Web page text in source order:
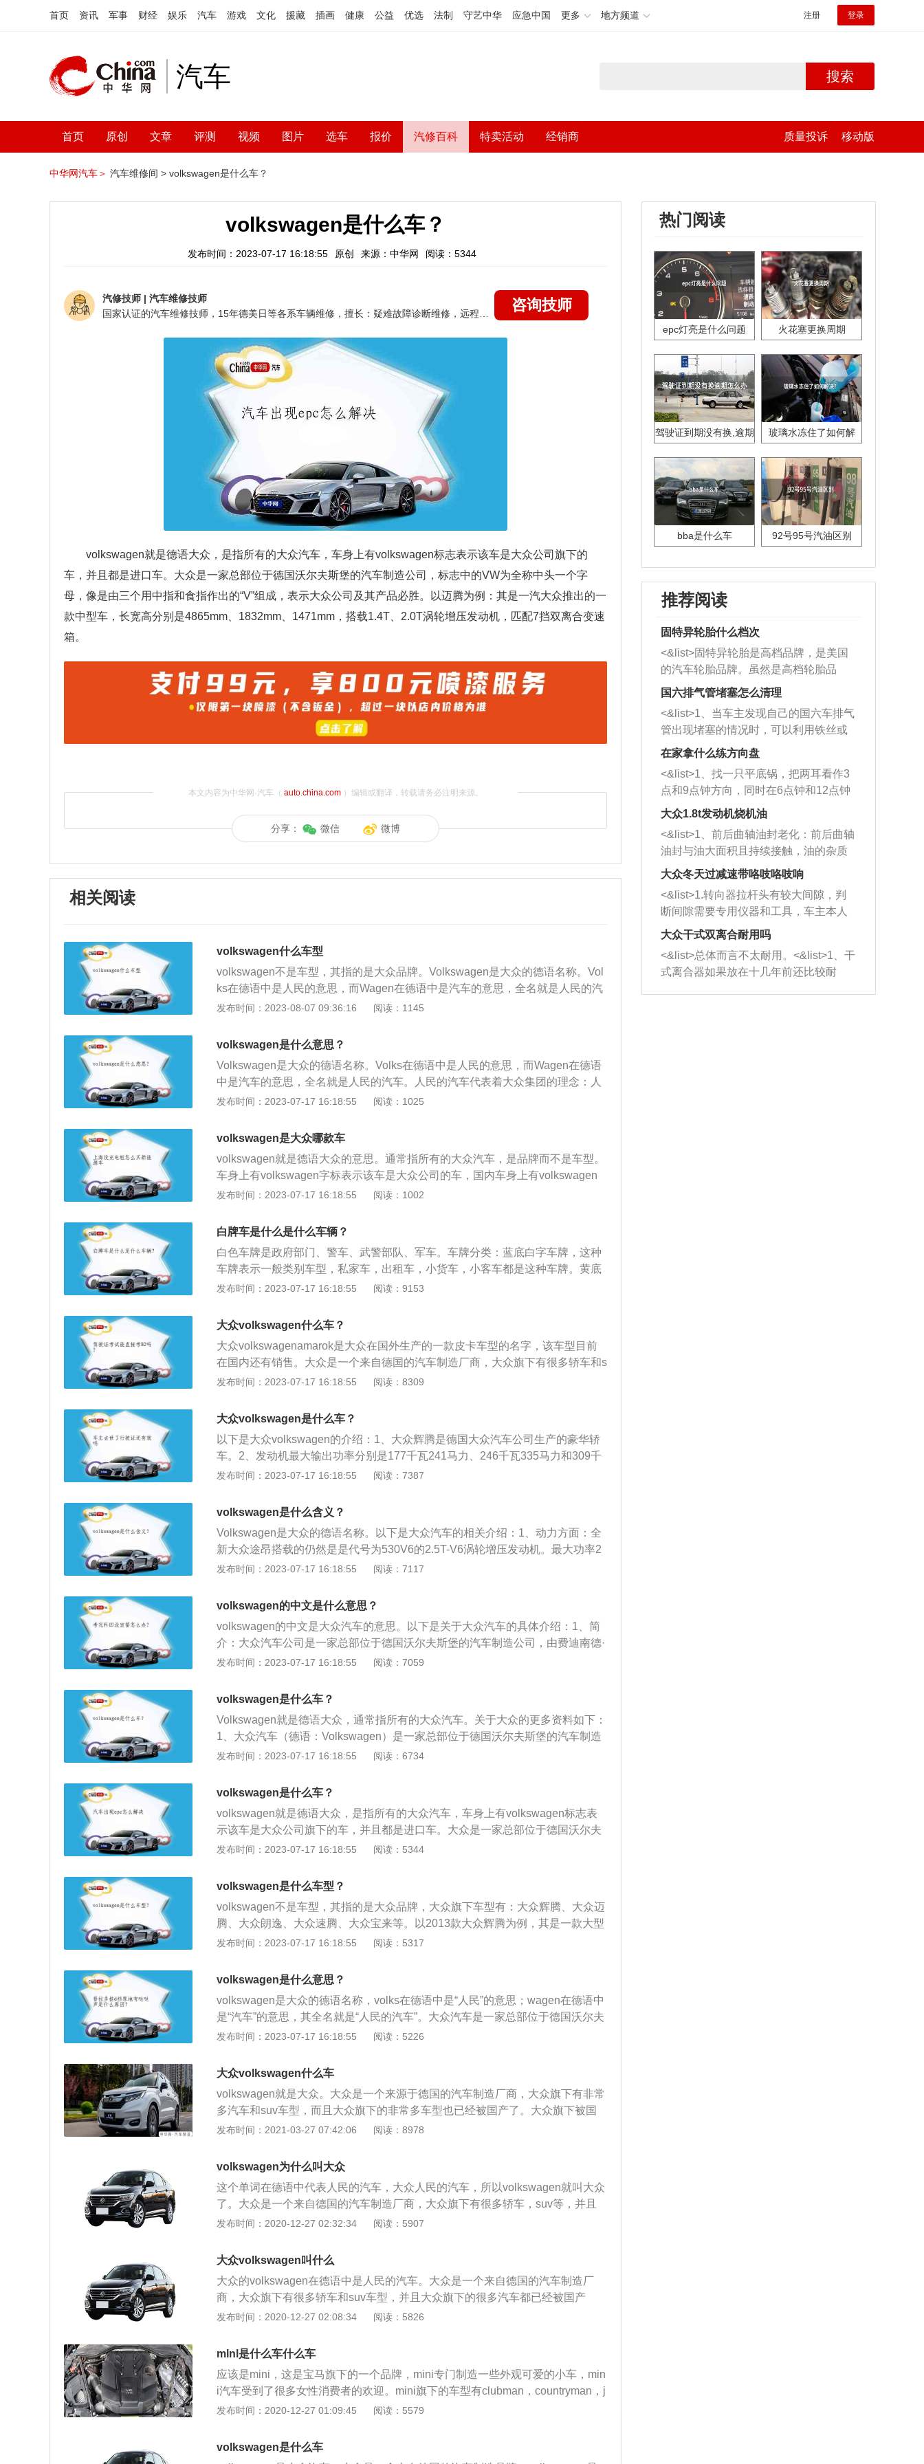
首页 资讯 军事 财经 娱乐 汽车 游戏 文化 援藏 插画 健康 公益 优选 法制 守艺中华 应急中国 更多 地方频道 注册 登录
汽车 搜索
首页 原创 文章 评测 视频 图片 选车 报价 汽修百科 特卖活动 经销商 质量投诉 移动版
中华网汽车＞ 汽车维修间 > volkswagen是什么车？
volkswagen是什么车？
发布时间：2023-07-17 16:18:55 原创 来源：中华网 阅读：5344
汽修技师 | 汽车维修技师
咨询技师
volkswagen就是德语大众，是指所有的大众汽车，车身上有volkswagen标志表示该车是大众公司旗下的
车，并且都是进口车。大众是一家总部位于德国沃尔夫斯堡的汽车制造公司，标志中的VW为全称中头一个字
母，像是由三个用中指和食指作出的“V”组成，表示大众公司及其产品必胜。以迈腾为例：其是一汽大众推出的一
款中型车，长宽高分别是4865mm、1832mm、1471mm，搭载1.4T、2.0T涡轮增压发动机，匹配7挡双离合变速
箱。
本文内容为中华网·汽车（ auto.china.com）编辑或翻译，转载请务必注明来源。
分享： 微信 微博
相关阅读
volkswagen什么车型
volkswagen不是车型，其指的是大众品牌。Volkswagen是大众的德语名称。Vol
ks在德语中是人民的意思，而Wagen在德语中是汽车的意思，全名就是人民的汽
车。人民的汽车代表着大众集团的理念：人人都可以拥有属于自己的汽车。Volks
作大众。标识的实际意义是大众公司以及商品取胜-取胜-取胜。在大众成立的多
年时间里，先后收购和成立了一共12个品牌，包括了保时捷、兰博基尼、奥迪、
布加迪、宾利、斯柯达、斯堪尼亚、MAN、西雅特、杜卡迪、大众商用车。并且
其业务也推广到了汽车周边领域，比如汽车金融、汽车保险、汽车运输、IT银
行。
发布时间：2023-08-07 09:36:16 阅读：1145
volkswagen是什么意思？
Volkswagen是大众的德语名称。Volks在德语中是人民的意思，而Wagen在德语
中是汽车的意思，全名就是人民的汽车。人民的汽车代表着大众集团的理念：人
人都可以拥有属于自己的汽车。Volkswagen在海外通称为VW，而在港澳地区会
品取胜-取胜-取胜。在大众成立的多年时间里，先后收购和成立了一共12个品
牌，包括了保时捷、兰博基尼、奥迪、布加迪、宾利、斯柯达、斯堪尼亚、MA
N、西雅特、杜卡迪、大众商用车。并且其业务也推广到了汽车周边领域，比如
汽车金融、汽车保险、汽车运输、IT银行。
发布时间：2023-07-17 16:18:55 阅读：1025
volkswagen是大众哪款车
volkswagen就是德语大众的意思。通常指所有的大众汽车，是品牌而不是车型。
车身上有volkswagen字标表示该车是大众公司的车，国内车身上有volkswagen
字标的一般是进口车。volks在德语中意思为国民，wagen在德语中意思为汽车，
胜、必胜。其总部位于德国沃尔夫斯堡。是世界四大汽车生产商之一的大众集团
的核心企业。大众集团旗下拥有保时捷、大众、兰博基尼、斯柯达、宾利、布加
迪、奥迪、斯堪尼亚、man、seat、杜卡迪、大众商用车等12个品牌。
发布时间：2023-07-17 16:18:55 阅读：1002
白牌车是什么是什么车辆？
白色车牌是政府部门、警车、武警部队、军车。车牌分类：蓝底白字车牌，这种
车牌表示一般类别车型，私家车，出租车，小货车，小客车都是这种车牌。黄底
黑字车牌这种类型的车牌一般的用于排量大于50CC的摩托、大货车、中大型客
安，交警，武警等所使用的车辆。绿底白字为新能源车牌，黑底白字为使馆及外
商用车。车牌介绍：俗称牌照，也指车辆号牌，是分别悬挂在车子前后的板材，
通常使用的材质是铝、铁皮、塑料或纸质，在上面刻印车子的登记号码、登记地
区或其他的相关信息。车牌是对各车辆的编号与信息登记，其主要作用是通过车
牌可以知道该车辆的所属地区，也可根据车牌查到该车辆的主人以及该车辆的登
发布时间：2023-07-17 16:18:55 阅读：9153
大众volkswagen什么车？
大众volkswagenamarok是大众在国外生产的一款皮卡车型的名字，该车型目前
在国内还有销售。大众是一个来自德国的汽车制造厂商，大众旗下有很多轿车和s
uv车型，并且大众旗下的很多车型也已经被国产。大众旗下被国产的车型：有高
操控感受上与大部分典型的大众车型相似，有很明显的大众烙印。入弯准确稳
定，非常线性渐进，不急躁。
发布时间：2023-07-17 16:18:55 阅读：8309
大众volkswagen是什么车？
以下是大众volkswagen的介绍：1、大众辉腾是德国大众汽车公司生产的豪华轿
车。2、发动机最大输出功率分别是177千瓦241马力、246千瓦335马力和309千
瓦420马力，辉腾非同一般的舒适性和动力性以及大众汽车品牌的技术潜力被展
引力及道路行驶稳定性方面。根据打滑程度的不同，四轮驱动的动力分配可以在
所有四个车轮上实现完全可变的调节。
发布时间：2023-07-17 16:18:55 阅读：7387
volkswagen是什么含义？
Volkswagen是大众的德语名称。以下是大众汽车的相关介绍：1、动力方面：全
新大众途昂搭载的仍然是是代号为530V6的2.5T-V6涡轮增压发动机。最大功率2
99马力，峰值扭矩500牛·米，并将搭载MOTION四驱系统，一台7速的双离合器
计，悬浮式中控屏，尺寸精巧的电子换挡杆，多功能方向盘，全液晶仪表等。
发布时间：2023-07-17 16:18:55 阅读：7117
volkswagen的中文是什么意思？
volkswagen的中文是大众汽车的意思。以下是关于大众汽车的具体介绍：1、简
介：大众汽车公司是一家总部位于德国沃尔夫斯堡的汽车制造公司，由费迪南德·
保时捷于1937年3月28日成立，公司旗下有奥迪、大众等品牌。2021年5月，《2
公司（德文VolksWagenwerk），意为大众使用的汽车，汽车的标志历史曾发生
过多次变化。今天的标志大众LOGO中的VW为全称中头一个字母。标志象是由三
个用中指和食指作出的“V”组成，表示大众公司及其产品必胜－必胜－必胜。
发布时间：2023-07-17 16:18:55 阅读：7059
volkswagen是什么车？
Volkswagen就是德语大众，通常指所有的大众汽车。关于大众的更多资料如下：
1、大众汽车（德语：Volkswagen）是一家总部位于德国沃尔夫斯堡的汽车制造
公司，也是世界四大汽车生产商之一的大众集团的核心企业。2、Volks在德语中
简称为“VW”。台湾译为福斯汽车，港澳、大陆译为大众汽车或福士汽车。
发布时间：2023-07-17 16:18:55 阅读：6734
volkswagen是什么车？
volkswagen就是德语大众，是指所有的大众汽车，车身上有volkswagen标志表
示该车是大众公司旗下的车，并且都是进口车。大众是一家总部位于德国沃尔夫
斯堡的汽车制造公司，标志中的VW为全称中头一个字母，像是由三个用中指和
出的一款中型车，长宽高分别是4865mm、1832mm、1471mm，搭载1.4T、2.0
T涡轮增压发动机，匹配7挡双离合变速箱。
发布时间：2023-07-17 16:18:55 阅读：5344
volkswagen是什么车型？
volkswagen不是车型，其指的是大众品牌，大众旗下车型有：大众辉腾、大众迈
腾、大众朗逸、大众速腾、大众宝来等。以2013款大众辉腾为例，其是一款大型
车，车身尺寸是：长5179mm、宽1903mm、高1450mm，轴距为3001mm，车身
最大扭矩是430nm，最大功率是246kw，与其匹配的是6挡手自一体变速箱。
发布时间：2023-07-17 16:18:55 阅读：5317
volkswagen是什么意思？
volkswagen是大众的德语名称，volks在德语中是“人民”的意思；wagen在德语中
是“汽车”的意思，其全名就是“人民的汽车”。大众汽车是一家总部位于德国沃尔夫
斯堡的汽车制造公司，也是世界汽车生产商之一的大众集团的核心企业。以大众
电动尾门等，同时还提供前部碰撞预警等多种主被动安全配置。
发布时间：2023-07-17 16:18:55 阅读：5226
大众volkswagen什么车
volkswagen就是大众。大众是一个来源于德国的汽车制造厂商，大众旗下有非常
多汽车和suv车型，而且大众旗下的非常多车型也已经被国产了。大众旗下被国
产的车型有高尔夫，帕萨特，途观，途昂，捷达等。 高尔夫是大众旗下的一辆紧
机，另外一款是1.4升涡轮增压发动机。 高尔夫的长宽高分别是4296毫米（m
m），1788毫米（mm），1471毫米（mm），轴距为2636毫米（mm）。 高尔
夫的1.2升涡轮增压发动机最大功率是85kw，最大功率转速为5000转每分钟，最
大扭矩为200牛米，最大扭矩转速为两千到3500转每分钟。这款发动机配备了缸
内直喷技术，而且使用的是铝合金缸盖缸体。 1.4升涡轮增压发动机最大功率是1
转速为1750到三千转每分钟。这款发动机配备了缸内直喷技术，而且使用的是铝
合金缸盖缸体。 与这两款发动机匹配的基本都是7速双离合变速器。 使用双离合
变速器可以提高汽车的换挡速度和传动速率。 双离合变速器的一套离合器功能作
发布时间：2021-03-27 07:42:06 阅读：8978
volkswagen为什么叫大众
这个单词在德语中代表人民的汽车，大众人民的汽车，所以volkswagen就叫大众
了。大众是一个来自德国的汽车制造厂商，大众旗下有很多轿车，suv等，并且
大众旗下的很多车型也已经被国产了，例如帕萨特，高尔夫，polo，迈腾，途观
1832毫米，1471毫米。迈腾一共使用了三款发动机，分别是1.4升涡轮增压发动
机，低功率版2.0升涡轮增压发动机，高功率版2.0升涡轮增压发动机。1.4升涡轮
增压发动机拥有150马力和250牛米的最大扭矩，这款发动机的最大功率转速为50
00到6000转每分钟，最大扭矩转速为1750到3000转每分钟。低功率版2.0升涡轮
增压发动机拥有186马力和320牛米的最大扭矩，这款发动机的最大功率转速为41
增压发动机拥有220马力和350牛米的最大扭矩，这款发动机的最大功率转速为45
00到6200转每分钟，最大扭矩转速为1500到4400转每分钟。与这三款发动机匹
配的都是7速双离合变速箱。
发布时间：2020-12-27 02:32:34 阅读：5907
大众volkswagen叫什么
大众的volkswagen在德语中是人民的汽车。大众是一个来自德国的汽车制造厂
商，大众旗下有很多轿车和suv车型，并且大众旗下的很多汽车都已经被国产
了。大众旗下被国产的车型有帕萨特，高尔夫，polo，途观等。帕萨特是大众旗
毫米，1469毫米。帕萨特一共使用了三款发动机，分别是1.4升涡轮增压发动
机，低功率版2.0升涡轮增压发动机，高功率版2.0升涡轮增压发动机。1.4升涡轮
增压发动机拥有110kw的最大功率和250牛米的最大扭矩，这款发动机的最大功
率转速为5000转每分钟，最大扭矩转速为1750到3000转每分钟。低功率版2.0升
涡轮增压发动机拥有137kw的最大功率和320牛米的最大扭矩，这款发动机的最
功率版2.0升涡轮增压发动机拥有162kw的最大功率和350牛米的最大扭矩，这款
发布时间：2020-12-27 02:08:34 阅读：5826
mlnl是什么车什么车
应该是mini，这是宝马旗下的一个品牌，mini专门制造一些外观可爱的小车，min
i汽车受到了很多女性消费者的欢迎。mini旗下的车型有clubman，countryman，j
cw高性能系列车型等。countryman是mini旗下的一款紧凑型suv，这款车的长宽
使用了两款发动机，一款是1.5升涡轮增压发动机，另一款是2.0升涡轮增压发动
机。1.5升涡轮增压发动机拥有136马力和220牛米的最大扭矩，这款发动机的最
发布时间：2020-12-27 01:09:45 阅读：5579
volkswagen是什么车
热门阅读
epc灯亮是什么问题 火花塞更换周期
驾驶证到期没有换,逾期
玻璃水冻住了如何解
bba是什么车 92号95号汽油区别
推荐阅读
固特异轮胎什么档次
<&list>固特异轮胎是高档品牌，是美国
的汽车轮胎品牌。虽然是高档轮胎品
牌，但是中高低端的轮胎都有生产，这
也是为了更好的开拓市场。
国六排气管堵塞怎么清理
<&list>1、当车主发现自己的国六车排气
管出现堵塞的情况时，可以利用铁丝或
者是细棍，直接将杂物给取出来，如果
堵塞情况比较严重，也可以采取应急措
施。 <&list>2、直接利用木棍将所有的
杂物推到排气管里面的位置处，然后将
三元催化器拆解开，就可以将堵塞的东
西取出来。但如果是因为积碳过多引起
的堵塞，就需要将三元催化器泡在草酸
洗剂对堵塞的情况得到解决，将清洗剂
放在燃油箱中，与燃油混合后，车辆启
动时，就可以和汽油一起进入到燃烧
室，最后形成废气排出，就可以让三元
催化器得到清洗，排气管堵塞的情况就
能够得到解决。
在家拿什么练方向盘
<&list>1、找一只平底锅，把两耳看作3
点和9点钟方向，同时在6点钟和12点钟
方向做一个标记。 <&list>2、双手握住
一圈半的练习，往右同样也要打相同的
圈数。 <&list>3、最后强调要反复练
习，这样就可以形成肌肉记忆，在真实
驾驶车辆时，不需要记忆也能打好方
向。
大众1.8t发动机烧机油
<&list>1、前后曲轴油封老化：前后曲轴
油封与油大面积且持续接触，油的杂质
和发动机内持续温度变化使其密封效果
逐渐减弱，导致渗油或漏油。<&list>2、
活塞间隙过大：积碳会使活塞环与缸体
的间隙扩大，导致机油流入燃烧室中，
造成烧机油。<&list>3、机油粘度。使用
机油粘度过小的话，同样会有烧机油现
象，机油粘度过小具有很好的流动性，
大众冬天过减速带咯吱咯吱响
<&list>1.转向器拉杆头有较大间隙，判
断间隙需要专用仪器和工具，车主本人
无法制作，需要将车辆送到修理厂或4s
店；<&list>2.车辆半轴套管防尘罩破
裂，破裂后会出现漏油现象，使半轴磨
损严重，磨损的半轴容易损坏，产生异
响；<&list>3.稳定器的转向胶套和球头
大众干式双离合耐用吗
<&list>总体而言不太耐用。<&list>1、干
式离合器如果放在十几年前还比较耐